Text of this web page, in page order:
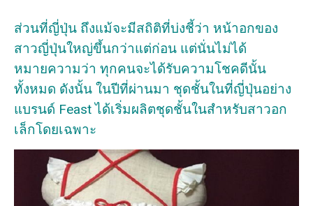
ส่วนที่ญี่ปุ่น ถึงแม้จะมีสถิติที่บ่งชี้ว่า หน้าอกของ
สาวญี่ปุ่นใหญ่ขึ้นกว่าแต่ก่อน แต่นั่นไม่ได้
หมายความว่า ทุกคนจะได้รับความโชคดีนั้น
ทั้งหมด ดังนั้น ในปีที่ผ่านมา ชุดชั้นในที่ญี่ปุ่นอย่าง
แบรนด์ Feast ได้เริ่มผลิตชุดชั้นในสำหรับสาวอก
เล็กโดยเฉพาะ